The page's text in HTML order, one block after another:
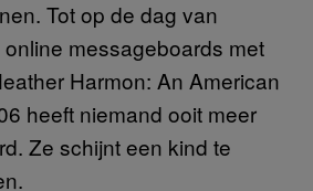
Tot op de dag van
messageboards met
Harmon: An American
heeft niemand ooit meer
Ze schijnt een kind te